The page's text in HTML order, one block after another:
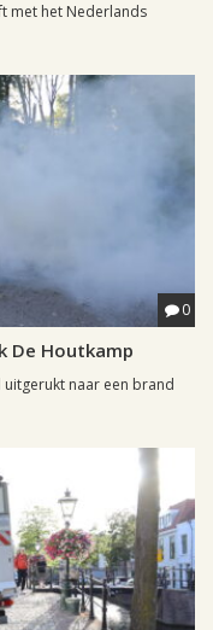
met het Nederlands
0
De Houtkamp
naar een brand